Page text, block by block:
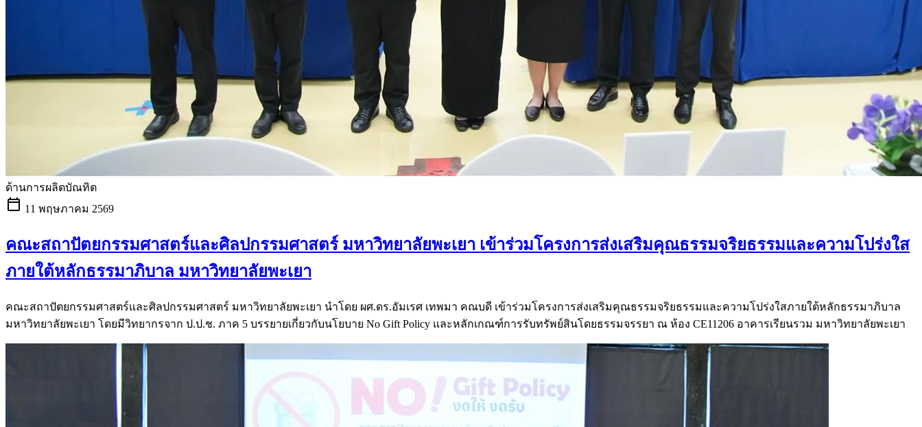
ด้านการผลิตบัณทิต
calendar_today 11 พฤษภาคม 2569
คณะสถาปัตยกรรมศาสตร์และศิลปกรรมศาสตร์ มหาวิทยาลัยพะเยา เข้าร่วมโครงการส่งเสริมคุณธรรมจริยธรรมและความโปร่งใส
ภายใต้หลักธรรมาภิบาล มหาวิทยาลัยพะเยา
คณะสถาปัตยกรรมศาสตร์และศิลปกรรมศาสตร์ มหาวิทยาลัยพะเยา นำโดย ผศ.ดร.อัมเรศ เทพมา คณบดี เข้าร่วมโครงการส่งเสริมคุณธรรมจริยธรรมและความโปร่งใสภายใต้หลักธรรมาภิบาล
มหาวิทยาลัยพะเยา โดยมีวิทยากรจาก ป.ป.ช. ภาค 5 บรรยายเกี่ยวกับนโยบาย No Gift Policy และหลักเกณฑ์การรับทรัพย์สินโดยธรรมจรรยา ณ ห้อง CE11206 อาคารเรียนรวม มหาวิทยาลัยพะเยา